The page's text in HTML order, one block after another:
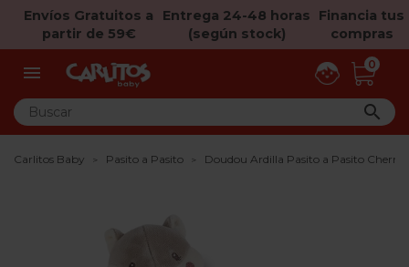
Envíos Gratuitos a
partir de 59€
Entrega 24-48 horas
(según stock)
Financia tus
compras
 0

Carlitos Baby Pasito a Pasito Doudou Ardilla Pasito a Pasito Cherry